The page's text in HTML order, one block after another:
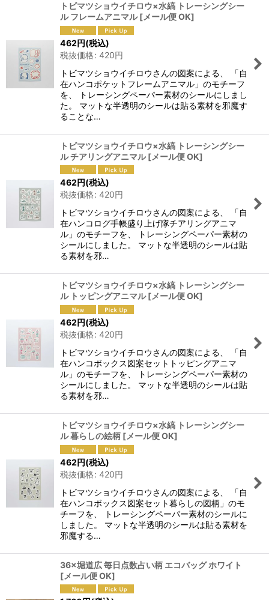
トビマツショウイチロウ×水縞 トレーシングシー
ル フレームアニマル [メール便 OK]
462円(税込)
税抜価格: 420円
トビマツショウイチロウさんの図案による、 「自
在ハンコポケットフレームアニマル」のモチーフ
を、 トレーシングペーパー素材のシールにしまし
た。 マットな半透明のシールは貼る素材を邪魔す
ることな…
トビマツショウイチロウ×水縞 トレーシングシー
ル チアリングアニマル [メール便 OK]
462円(税込)
税抜価格: 420円
トビマツショウイチロウさんの図案による、 「自
在ハンコログ手帳盛り上げ隊チアリングアニマ
ル」のモチーフを、 トレーシングペーパー素材の
シールにしました。 マットな半透明のシールは貼
る素材を邪…
トビマツショウイチロウ×水縞 トレーシングシー
ル トッピングアニマル [メール便 OK]
462円(税込)
税抜価格: 420円
トビマツショウイチロウさんの図案による、 「自
在ハンコボックス図案セットトッピングアニマ
ル」のモチーフを、 トレーシングペーパー素材の
シールにしました。 マットな半透明のシールは貼
る素材を邪…
トビマツショウイチロウ×水縞 トレーシングシー
ル 暮らしの絵柄 [メール便 OK]
462円(税込)
税抜価格: 420円
トビマツショウイチロウさんの図案による、 「自
在ハンコボックス図案セット暮らしの図柄」のモ
チーフを、 トレーシングペーパー素材のシールに
しました。 マットな半透明のシールは貼る素材を
邪魔する…
36×堀道広 毎日点数占い柄 エコバッグ ホワイト
[メール便 OK]